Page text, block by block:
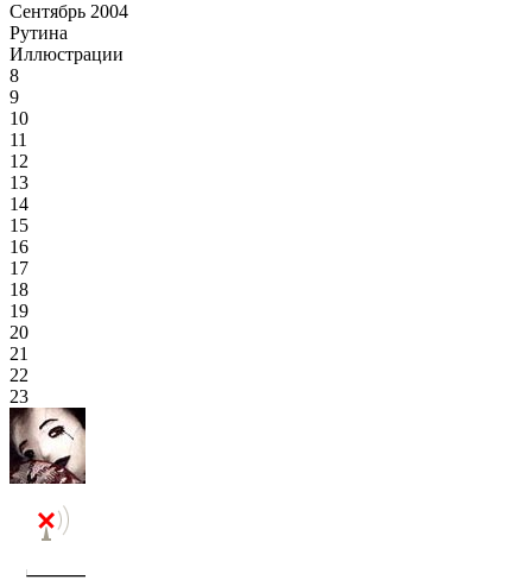
Сентябрь 2004
Рутина
Иллюстрации
8
9
10
11
12
13
14
15
16
17
18
19
20
21
22
23